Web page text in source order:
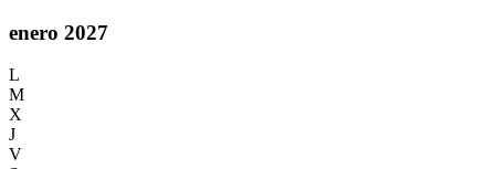
enero 2027
L
M
X
J
V